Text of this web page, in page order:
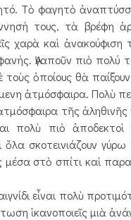
Τὸ φαγητὸ
τους, τὰ βρέφη
χαρὰ καὶ
Ἀγαποῦν πιὸ πολύ
ὁποίους θὰ
ἀτμόσφαιρα. Πολὺ
τῆς
πολὺ πιὸ
σκοτεινιάζουν γύρω
στὸ σπίτι καὶ
εἶναι πολὺ
ἱκανοποιεῖς μιὰ